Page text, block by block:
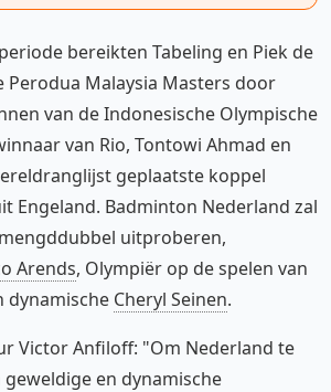
bereikten Tabeling en Piek de
Perodua Malaysia Masters door
van de Indonesische Olympische
van Rio, Tontowi Ahmad en
geplaatste koppel
Engeland. Badminton Nederland zal
uitproberen,
Arends, Olympiër op de spelen van
dynamische Cheryl Seinen.
Victor Anfiloff: "Om Nederland te
en dynamische